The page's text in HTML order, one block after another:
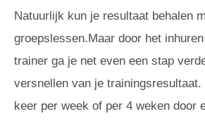
Natuurlijk kun je resultaat behalen
groepslessen.Maar door het
trainer ga je net even een stap
versnellen van je
keer per week of per 4 weken door